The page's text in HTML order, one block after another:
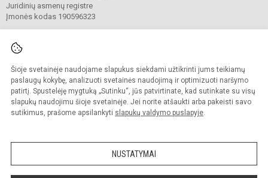
Šioje svetainėje naudojame slapukus siekdami užtikrinti jums teikiamų
paslaugų kokybę, analizuoti svetainės naudojimą ir optimizuoti naršymo
patirtį. Spustelėję mygtuką „Sutinku“, jūs patvirtinate, kad sutinkate su visų
slapukų naudojimu šioje svetainėje. Jei norite atšaukti arba pakeisti savo
sutikimus, prašome apsilankyti slapukų valdymo puslapyje.
NUSTATYMAI
Juridinių asmenų registre
Įmonės kodas 190596323
© 2020. Kaišiadorių Vaclovo Giržado progimnazija. Visos teisės saugomos.
Kopijuoti turinį be raštiško gimnazijos sutikimo griežtai draudžiama.
Prieinamumo paraiška Slapukų valdymas
Sumanus būdas atnaujinti